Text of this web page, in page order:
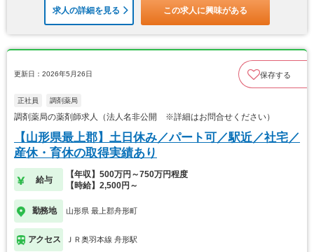
求人の詳細を見る この求人に興味がある
更新日：2026年5月26日 保存する
正社員 調剤薬局
調剤薬局の薬剤師求人（法人名非公開 ※詳細はお問合せください）
【山形県最上郡】土日休み／パート可／駅近／社宅／
産休・育休の取得実績あり
給与
【年収】500万円～750万円程度
【時給】2,500円～
勤務地 山形県 最上郡舟形町
アクセス ＪＲ奥羽本線 舟形駅